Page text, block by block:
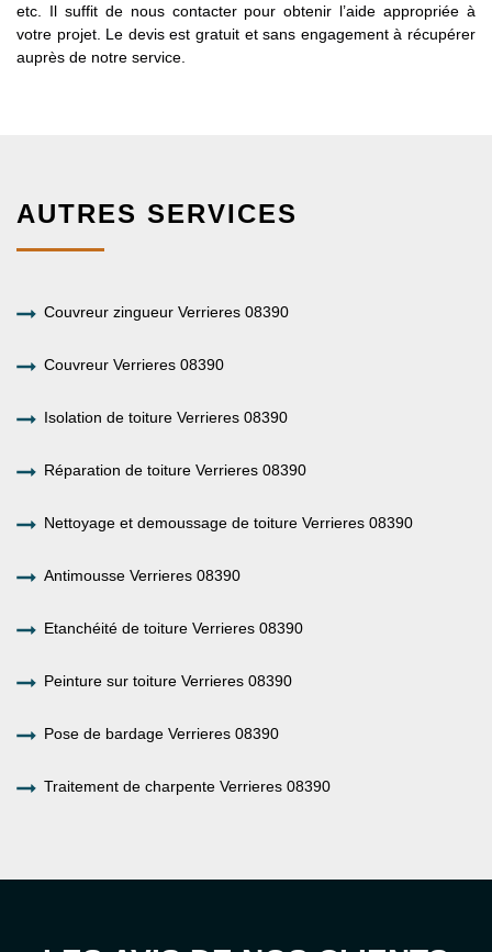
etc. Il suffit de nous contacter pour obtenir l’aide appropriée à
votre projet. Le devis est gratuit et sans engagement à récupérer
auprès de notre service.
AUTRES SERVICES
Couvreur zingueur Verrieres 08390
Couvreur Verrieres 08390
Isolation de toiture Verrieres 08390
Réparation de toiture Verrieres 08390
Nettoyage et demoussage de toiture Verrieres 08390
Antimousse Verrieres 08390
Etanchéité de toiture Verrieres 08390
Peinture sur toiture Verrieres 08390
Pose de bardage Verrieres 08390
Traitement de charpente Verrieres 08390